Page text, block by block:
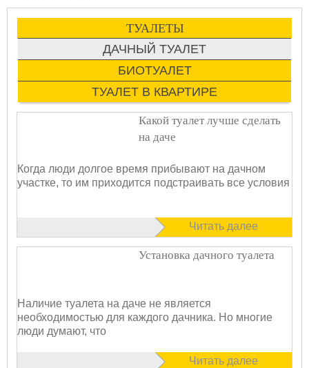
ТУАЛЕТЫ
ДАЧНЫЙ ТУАЛЕТ
БИОТУАЛЕТ
ТУАЛЕТ В КВАРТИРЕ
Какой туалет лучше сделать
на даче
Когда люди долгое время прибывают на дачном
участке, то им приходится подстраивать все условия
Читать далее
Установка дачного туалета
Наличие туалета на даче не является
необходимостью для каждого дачника. Но многие
люди думают, что
Читать далее
Страницы